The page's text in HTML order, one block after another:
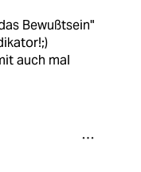
Bewußtsein"
auch mal